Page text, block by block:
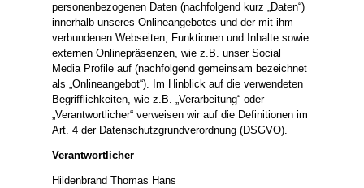
personenbezogenen Daten (nachfolgend kurz „Daten“)
innerhalb unseres Onlineangebotes und der mit ihm
verbundenen Webseiten, Funktionen und Inhalte sowie
externen Onlinepräsenzen, wie z.B. unser Social
Media Profile auf (nachfolgend gemeinsam bezeichnet
als „Onlineangebot“). Im Hinblick auf die verwendeten
Begrifflichkeiten, wie z.B. „Verarbeitung“ oder
„Verantwortlicher“ verweisen wir auf die Definitionen im
Art. 4 der Datenschutzgrundverordnung (DSGVO).
Verantwortlicher
Hildenbrand Thomas Hans